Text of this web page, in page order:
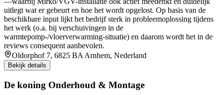
uitlegt wat er gebeurt en hoe het wordt opgelost. Op basis van de
beschikbare input lijkt het bedrijf sterk in probleemoplossing tijdens
het werk (o.a. bij verschuivingen in de
warmtepomp-/vloerverwarming-situatie) en daarom wordt het in de
reviews consequent aanbevolen.
Oldorphof 7, 6825 BA Arnhem, Nederland
Bekijk details
De koning Onderhoud & Montage